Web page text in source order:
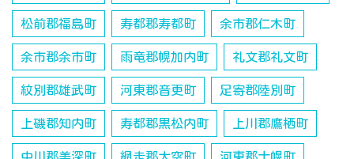
松前郡福島町 寿都郡寿都町 余市郡仁木町
余市郡余市町 雨竜郡幌加内町 礼文郡礼文町
紋別郡雄武町 河東郡音更町 足寄郡陸別町
上磯郡知内町 寿都郡黒松内町 上川郡鷹栖町